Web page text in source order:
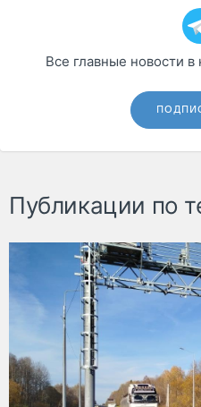
Все главные новости
Публикации по